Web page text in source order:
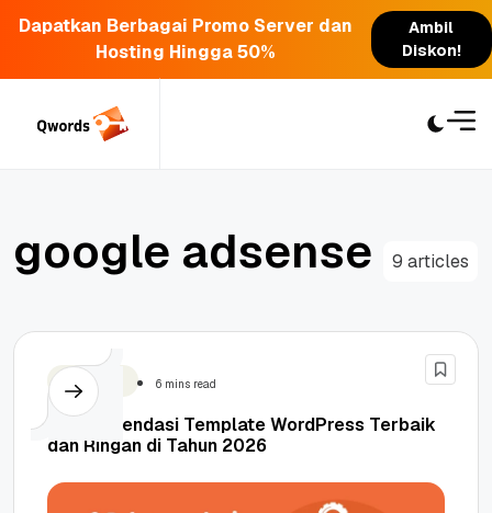
Dapatkan Berbagai Promo Server dan
Hosting Hingga 50%
Ambil
Diskon!
google adsense 9 articles
WordPress 6 mins read
6 Rekomendasi Template WordPress Terbaik
dan Ringan di Tahun 2026